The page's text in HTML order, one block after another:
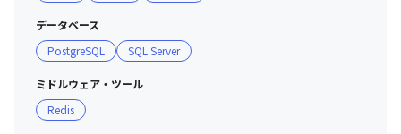
データベース
PostgreSQL
SQL Server
ミドルウェア・ツール
Redis